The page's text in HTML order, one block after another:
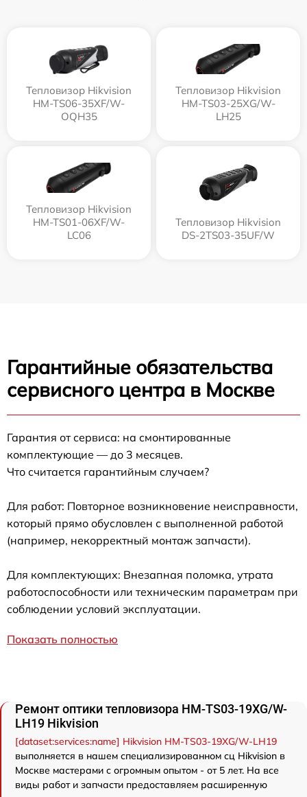
Тепловизор Hikvision
HM-TS06-35XF/W-
OQH35
Тепловизор Hikvision
HM-TS03-25XG/W-
LH25
Тепловизор Hikvision
HM-TS01-06XF/W-
LC06
Тепловизор Hikvision
DS-2TS03-35UF/W
Гарантийные обязательства
сервисного центра в Москве
Гарантия от сервиса: на смонтированные
комплектующие — до 3 месяцев.
Что считается гарантийным случаем?
Для работ: Повторное возникновение неисправности,
который прямо обусловлен с выполненной работой
(например, некорректный монтаж запчасти).
Для комплектующих: Внезапная поломка, утрата
работоспособности или техническим параметрам при
соблюдении условий эксплуатации.
Показать полностью
Ремонт оптики тепловизора HM-TS03-19XG/W-
LH19 Hikvision
[dataset:services:name] Hikvision HM-TS03-19XG/W-LH19
выполняется в нашем специализированном сц Hikvision в
Москве мастерами с огромным опытом - от 5 лет. На все
виды работ и запчасти предоставляем расширенную